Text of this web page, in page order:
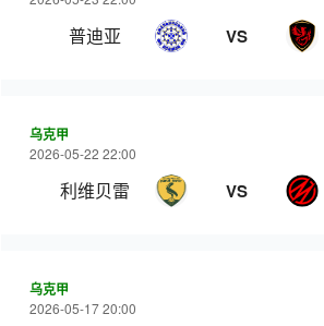
普迪亚 VS
乌克甲
2026-05-22 22:00
利维贝雷 VS
乌克甲
2026-05-17 20:00